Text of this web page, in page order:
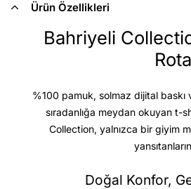
Ürün Özellikleri
Bahriyeli
%100 pamuk, solmaz dijital
sıradanlığa meydan okuyan t-
Collection, yalnızca bir giyim
Doğal Konfor,